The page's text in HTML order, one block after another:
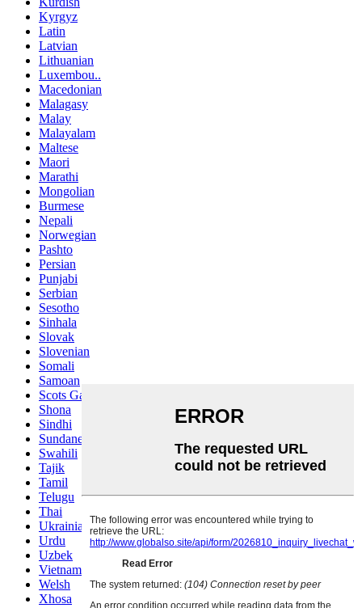
Kyrgyz
Latin
Latvian
Lithuanian
Luxembou..
Macedonian
Malagasy
Malay
Malayalam
Maltese
Maori
Marathi
Mongolian
Burmese
Nepali
Norwegian
Pashto
Persian
Punjabi
Serbian
Sesotho
Sinhala
Slovak
Slovenian
Somali
Samoan
Scots Gaelic
Shona
Sindhi
Sundanese
Swahili
Tajik
Tamil
Telugu
Thai
Ukrainian
Urdu
Uzbek
Vietnamese
Welsh
Xhosa